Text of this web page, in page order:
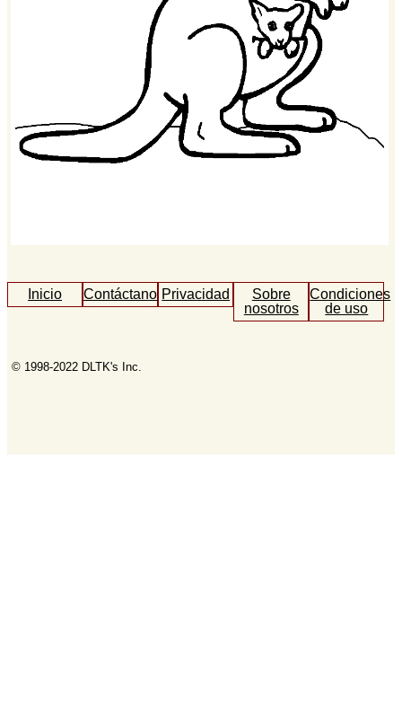
Inicio ContáctanosPrivacidad
Sobre
nosotros
Condiciones
de uso
© 1998-2022 DLTK's Inc.